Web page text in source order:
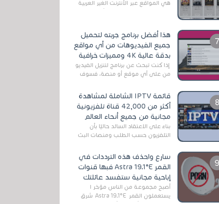
هي المواقع عبر الأنترنت الغير العربية
التي تقدم خدمة تحميل الأفلام على
هذا أفضل برنامج جربته لتحميل
جميع الفيديوهات من أي مواقع
بدقة عالية 4K ومميزات خرافية
إذا كنت تبحث عن برنامج لتنزيل الفيديو
من على أي موقع أو منصة، فسوف
الخاصة بالبرامج والتطبيقات في هذا
المج...
قائمة IPTV الشاملة لمشاهدة
أكثر من 42,000 قناة تلفزيونية
مجانية من جميع أنحاء العالم
بناءً على الاعتقاد السائد حاليًا بأن
التلفزيون حسب الطلب ومنصات البث
سارع واحذف هذه الترددات في
القمر Astra 19.1°E فبها قنوات
إباحية مجانية ستفسد عائلتك
أصبح مجموعة من الناس مؤخر ا
يستعملون القمر Astra 19.1°E شرق